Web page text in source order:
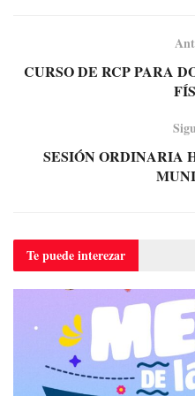
CURSO DE RCP PARA
SESIÓN ORDINARIA
Te puedeinterezar